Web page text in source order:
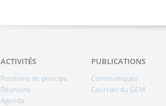
ACTIVITÉS
Positions de principe
Réunions
Agenda
PUBLICATIONS
Communiqués
Courrier du GEM